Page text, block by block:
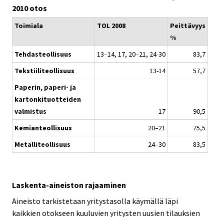
2010 otos
Toimiala TOL 2008
Peittävyys
%
Tehdasteollisuus
13–14, 17, 20–21, 24-30
83,7
Tekstiiliteollisuus
13-14
57,7
Paperin, paperi- ja
kartonkituotteiden
valmistus
17
90,5
Kemianteollisuus
20–21
75,5
Metalliteollisuus
24–30 83,5
Laskenta-aineiston rajaaminen
Aineisto tarkistetaan yritystasolla käymällä läpi
kaikkien otokseen kuuluvien yritysten uusien tilauksien